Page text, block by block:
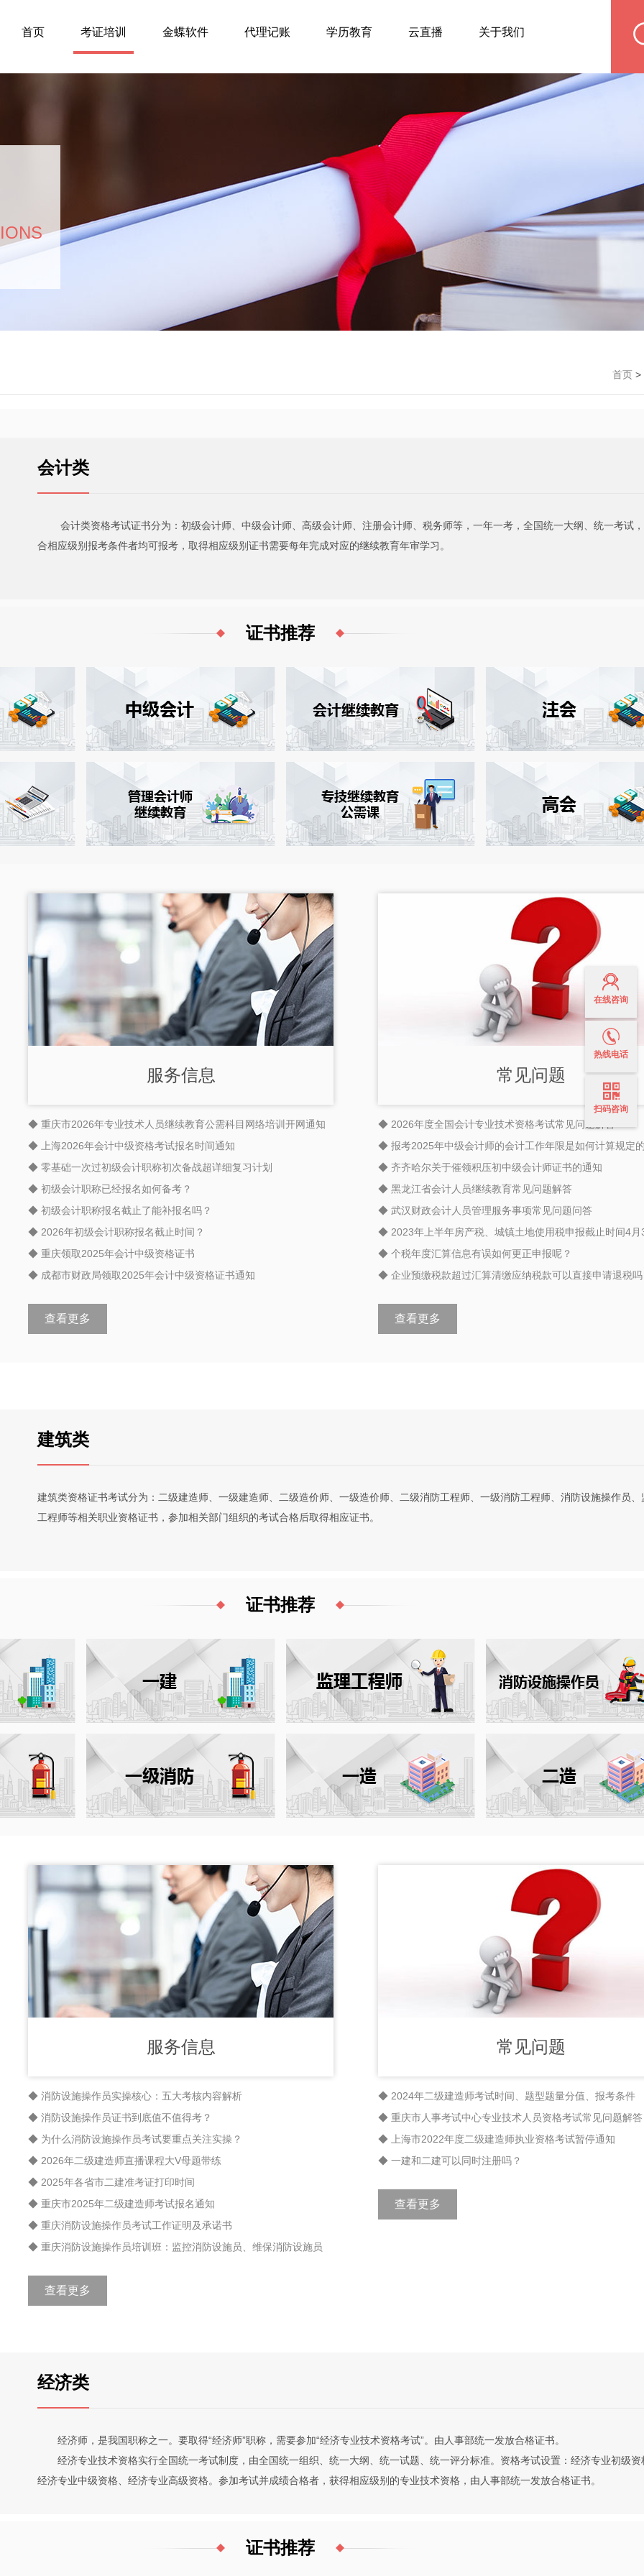
首页 考证培训 金蝶软件 代理记账 学历教育 云直播 关于我们
首页 >
会计类
会计类资格考试证书分为：初级会计师、中级会计师、高级会计师、注册会计师、税务师等，一年一考，全国统一大纲、统一考试
合相应级别报考条件者均可报考，取得相应级别证书需要每年完成对应的继续教育年审学习。
证书推荐
服务信息
◆ 重庆市2026年专业技术人员继续教育公需科目网络培训开网通知
◆ 上海2026年会计中级资格考试报名时间通知
◆ 零基础一次过初级会计职称初次备战超详细复习计划
◆ 初级会计职称已经报名如何备考？
◆ 初级会计职称报名截止了能补报名吗？
◆ 2026年初级会计职称报名截止时间？
◆ 重庆领取2025年会计中级资格证书
◆ 成都市财政局领取2025年会计中级资格证书通知
查看更多
常见问题
◆ 2026年度全国会计专业技术资格考试常见问题解答
◆ 报考2025年中级会计师的会计工作年限是如何计算规定
◆ 齐齐哈尔关于催领积压初中级会计师证书的通知
◆ 黑龙江省会计人员继续教育常见问题解答
◆ 武汉财政会计人员管理服务事项常见问题问答
◆ 2023年上半年房产税、城镇土地使用税申报截止时间4月
◆ 个税年度汇算信息有误如何更正申报呢？
◆ 企业预缴税款超过汇算清缴应纳税款可以直接申请退税
查看更多
建筑类
建筑类资格证书考试分为：二级建造师、一级建造师、二级造价师、一级造价师、二级消防工程师、一级消防工程师、消防设施操作员、
工程师等相关职业资格证书，参加相关部门组织的考试合格后取得相应证书。
证书推荐
服务信息
◆ 消防设施操作员实操核心：五大考核内容解析
◆ 消防设施操作员证书到底值不值得考？
◆ 为什么消防设施操作员考试要重点关注实操？
◆ 2026年二级建造师直播课程大V母题带练
◆ 2025年各省市二建准考证打印时间
◆ 重庆市2025年二级建造师考试报名通知
◆ 重庆消防设施操作员考试工作证明及承诺书
◆ 重庆消防设施操作员培训班：监控消防设施员、维保消防设施员
查看更多
常见问题
◆ 2024年二级建造师考试时间、题型题量分值、报考条件
◆ 重庆市人事考试中心专业技术人员资格考试常见问题解
◆ 上海市2022年度二级建造师执业资格考试暂停通知
◆ 一建和二建可以同时注册吗？
查看更多
经济类
经济师，是我国职称之一。要取得“经济师”职称，需要参加“经济专业技术资格考试”。由人事部统一发放合格证书。
经济专业技术资格实行全国统一考试制度，由全国统一组织、统一大纲、统一试题、统一评分标准。资格考试设置：经济专业初级资
经济专业中级资格、经济专业高级资格。参加考试并成绩合格者，获得相应级别的专业技术资格，由人事部统一发放合格证书。
证书推荐
在线咨询
热线电话
扫码咨询